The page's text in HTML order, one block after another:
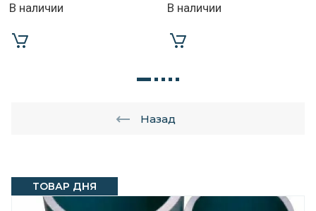
ТОВАР ДНЯ
В наличии В наличии
Назад